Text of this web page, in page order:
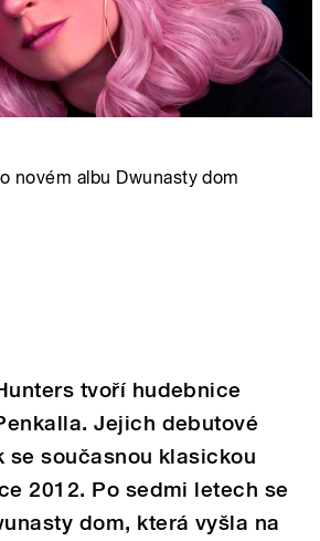
novém albu Dwunasty dom
tvoří hudebnice
Jejich debutové
současnou klasickou
2012. Po sedmi letech se
dom, která vyšla na